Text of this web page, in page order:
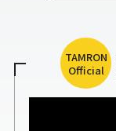
TAMRON
Official